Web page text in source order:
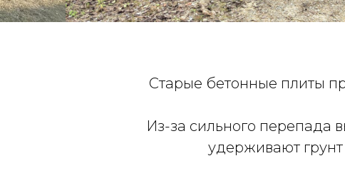
Старые бетонные плиты
Из-за сильного перепада
удерживают